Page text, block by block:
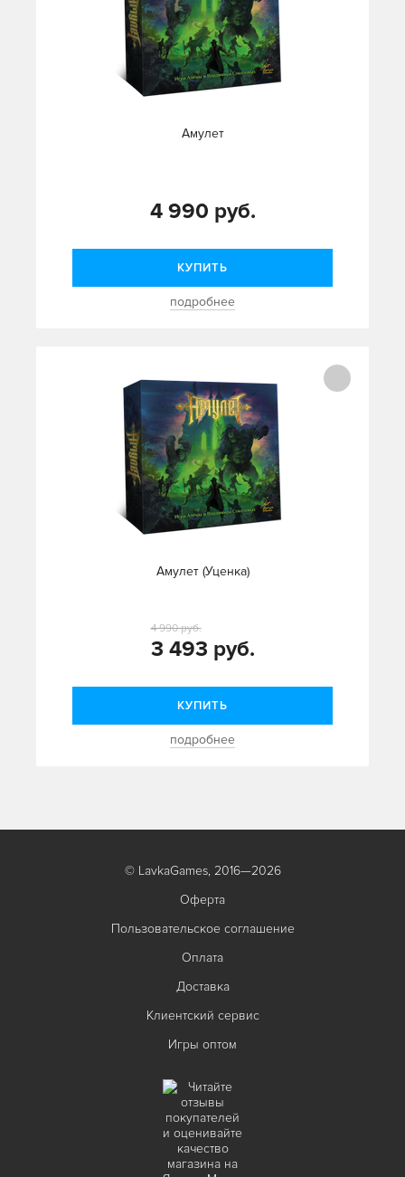
Амулет
4 990 руб.
КУПИТЬ
подробнее
Амулет (Уценка)
3 493 руб.
4 990 руб.
КУПИТЬ
подробнее
© LavkaGames, 2016—2026
Оферта
Пользовательское соглашение
Оплата
Доставка
Клиентский сервис
Игры оптом